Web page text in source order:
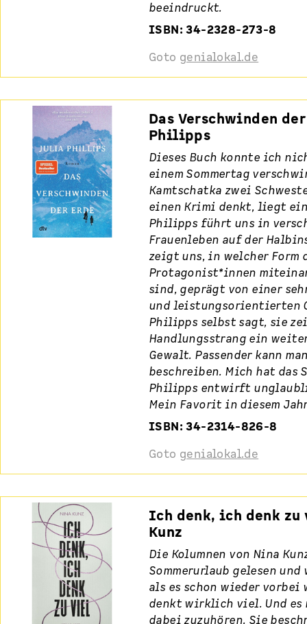
beeindruckt.
ISBN: 34-2328-273-8
Goto genialokal.de
Das Verschwinden
Philipps
Dieses Buch konnte ich
einem Sommertag
Kamtschatka zwei
einen Krimi denkt, liegt
Philipps führt uns in
Frauenleben auf der
zeigt uns, in welcher Form
Protagonist*innen
sind, geprägt von einer
und leistungsorientierten
Philipps selbst sagt, sie
Handlungsstrang ein
Gewalt. Passender kann
beschreiben. Mich hat das
Philipps entwirft
Mein Favorit in diesem
ISBN: 34-2314-826-8
Goto genialokal.de
Ich denk, ich denk
Kunz
Die Kolumnen von Nina
Sommerurlaub gelesen
als es schon wieder vorbei
denkt wirklich viel. Und es
dabei zuzuhören. Sie